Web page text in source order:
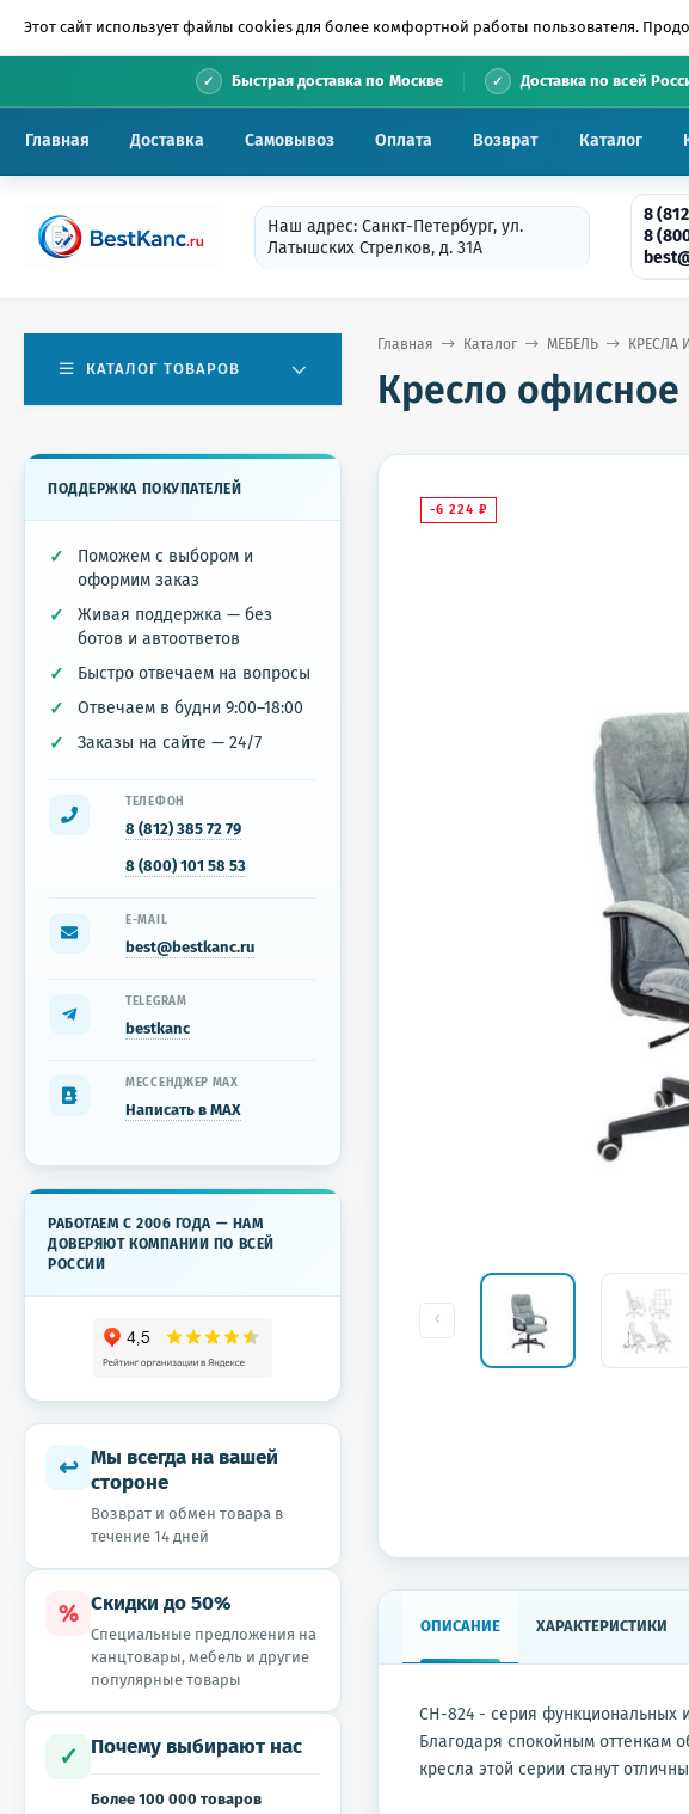
Этот сайт использует файлы cookies для более комфортной работы пользователя.
Быстрая доставка по Москве Доставка по всей
Главная Доставка Самовывоз Оплата Возврат Каталог
Наш адрес: Санкт-Петербург, ул.
Латышских Стрелков, д. 31А
8
8
Главная Каталог МЕБЕЛЬ КРЕСЛА
Кресло офисное
-6 224 ₽
ОПИСАНИЕ ХАРАКТЕРИСТИКИ
СН-824 - серия функциональных
Благодаря спокойным оттенкам
кресла этой серии станут
КАТАЛОГ ТОВАРОВ
ПОДДЕРЖКА ПОКУПАТЕЛЕЙ
Поможем с выбором и
оформим заказ
Живая поддержка — без
ботов и автоответов
Быстро отвечаем на вопросы
Отвечаем в будни 9:00–18:00
Заказы на сайте — 24/7
ТЕЛЕФОН
8 (812) 385 72 79
8 (800) 101 58 53
E-MAIL
best@bestkanc.ru
TELEGRAM
bestkanc
МЕССЕНДЖЕР MAX
Написать в MAX
РАБОТАЕМ С 2006 ГОДА — НАМ
ДОВЕРЯЮТ КОМПАНИИ ПО ВСЕЙ
РОССИИ
↩ Мы всегда на вашей
стороне
Возврат и обмен товара в
течение 14 дней
% Скидки до 50%
Специальные предложения на
канцтовары, мебель и другие
популярные товары
✓ Почему выбирают нас
Более 100 000 товаров